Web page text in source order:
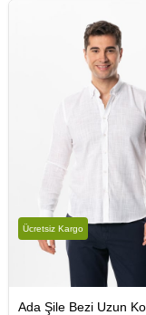
Ücretsiz Kargo